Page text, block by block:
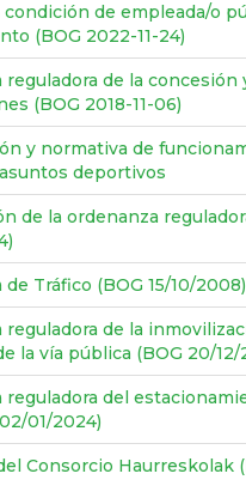
condición de empleada/o
(BOG 2022-11-24)
reguladora de la concesión
(BOG 2018-11-06)
y normativa de
deportivos
de la ordenanza
Tráfico (BOG 15/10/2008)
reguladora de la
la vía pública (BOG 20/12/
reguladora del
01/2024)
Consorcio Haurreskolak